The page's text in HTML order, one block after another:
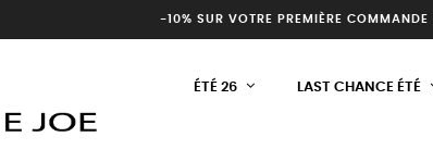
-10% SUR VOTRE PREMIÈRE COMMANDE
ÉTÉ 26 LAST CHANCE ÉTÉ